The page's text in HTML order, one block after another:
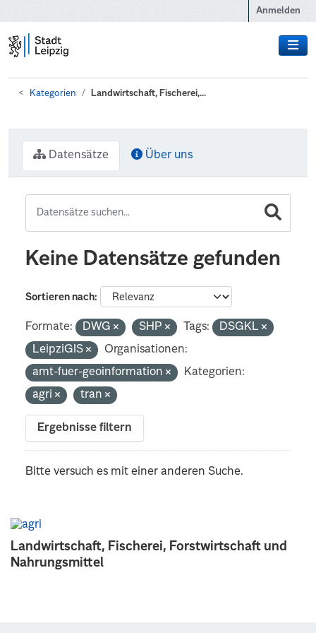
Anmelden
Kategorien Landwirtschaft, Fischerei,...
Landwirtschaft, Fischerei, Forstwirtschaft und
Nahrungsmittel
Datensätze Über uns
Keine Datensätze gefunden
Sortieren nach
Formate: DWG SHP Tags:
DSGKL
LeipziGIS
Organisationen:
amt-fuer-geoinformation
Kategorien:
agri
tran
Ergebnisse filtern
Bitte versuch es mit einer anderen Suche.